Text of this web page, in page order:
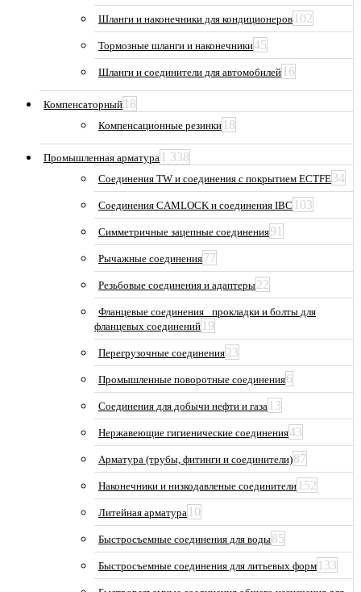
Шланги и наконечники для кондиционеров 102
Тормозные шланги и наконечники45
Шланги и соединители для автомобилей 16
Компенсаторный 18
Компенсационные резинки 18
Промышленная арматура 1 338
Соединения TW и соединения с покрытием ECTFE34
Соединения CAMLOCK и соединения IBC 103
Симметричные зацепные соединения91
Рычажные соединения77
Резьбовые соединения и адаптеры22
Фланцевые соединения_ прокладки и болты для
фланцевых соединений 19
Перегрузочные соединения23
Промышленные поворотные соединения6
Соединения для добычи нефти и газа 13
Нержавеющие гигиенические соединения43
Арматура (трубы, фитинги и соединители)87
Наконечники и низкодавленые соединители 152
Литейная арматура 10
Быстросъемные соединения для воды85
Быстросъемные соединения для литьевых форм 133